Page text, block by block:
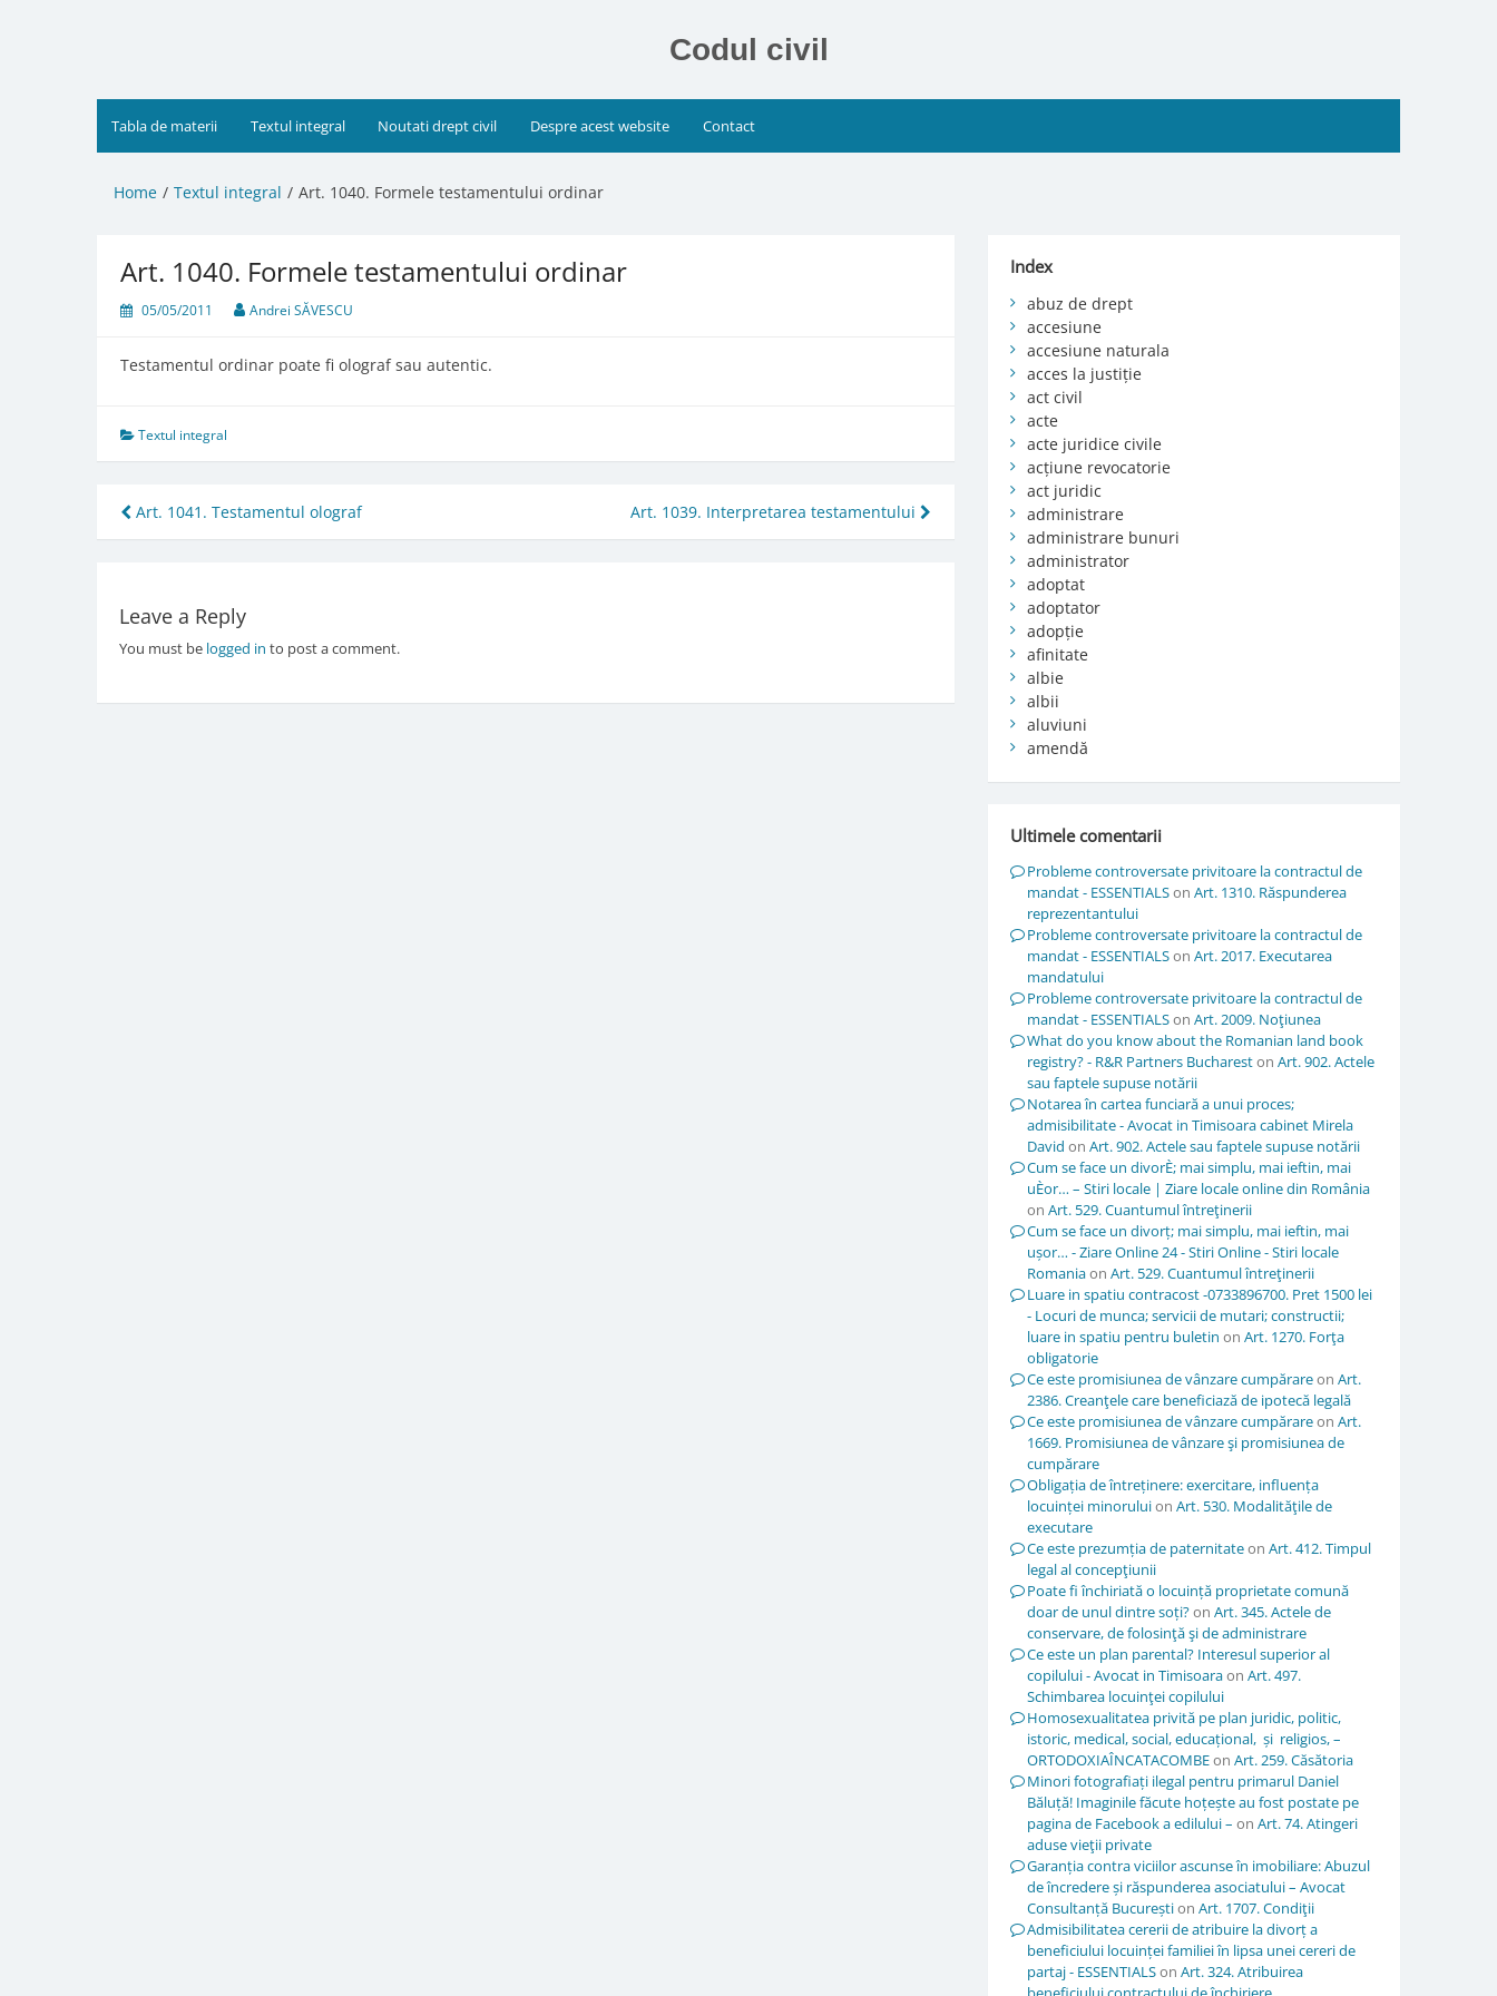
Codul civil
Tabla de materii Textul integral Noutati drept civil Despre acest website Contact
Home Textul integral Art. 1040. Formele testamentului ordinar
Art. 1040. Formele testamentului ordinar
05/05/2011 Andrei SĂVESCU
Testamentul ordinar poate fi olograf sau autentic.
Textul integral
Post
navigation
Art. 1041. Testamentul olograf Art. 1039. Interpretarea testamentului
Leave a Reply
You must be logged in to post a comment.
Index
abuz de drept
accesiune
accesiune naturala
acces la justiție
act civil
acte
acte juridice civile
acțiune revocatorie
act juridic
administrare
administrare bunuri
administrator
adoptat
adoptator
adopție
afinitate
albie
albii
aluviuni
amendă
Ultimele comentarii
Probleme controversate privitoare la contractul de
mandat - ESSENTIALSon Art. 1310. Răspunderea
reprezentantului
Probleme controversate privitoare la contractul de
mandat - ESSENTIALSon Art. 2017. Executarea
mandatului
Probleme controversate privitoare la contractul de
mandat - ESSENTIALSon Art. 2009. Noţiunea
What do you know about the Romanian land book
registry? - R&R Partners Buchareston Art. 902. Actele
sau faptele supuse notării
Notarea în cartea funciară a unui proces;
admisibilitate - Avocat in Timisoara cabinet Mirela
David on Art. 902. Actele sau faptele supuse notării
Cum se face un divorÈ; mai simplu, mai ieftin, mai
uÈor… – Stiri locale | Ziare locale online din România
on Art. 529. Cuantumul întreţinerii
Cum se face un divorț; mai simplu, mai ieftin, mai
ușor… - Ziare Online 24 - Stiri Online - Stiri locale
Romaniaon Art. 529. Cuantumul întreţinerii
Luare in spatiu contracost -0733896700. Pret 1500 lei
- Locuri de munca; servicii de mutari; constructii;
luare in spatiu pentru buletin on Art. 1270. Forţa
obligatorie
Ce este promisiunea de vânzare cumpărareon Art.
2386. Creanţele care beneficiază de ipotecă legală
Ce este promisiunea de vânzare cumpărareon Art.
1669. Promisiunea de vânzare şi promisiunea de
cumpărare
Obligația de întreținere: exercitare, influența
locuinței minoruluion Art. 530. Modalităţile de
executare
Ce este prezumția de paternitateon Art. 412. Timpul
legal al concepţiunii
Poate fi închiriată o locuință proprietate comună
doar de unul dintre soți?on Art. 345. Actele de
conservare, de folosinţă şi de administrare
Ce este un plan parental? Interesul superior al
copilului - Avocat in Timisoaraon Art. 497.
Schimbarea locuinţei copilului
Homosexualitatea privită pe plan juridic, politic,
istoric, medical, social, educațional, și religios, –
ORTODOXIAÎNCATACOMBEon Art. 259. Căsătoria
Minori fotografiați ilegal pentru primarul Daniel
Băluță! Imaginile făcute hoțește au fost postate pe
pagina de Facebook a edilului – on Art. 74. Atingeri
aduse vieţii private
Garanția contra viciilor ascunse în imobiliare: Abuzul
de încredere și răspunderea asociatului – Avocat
Consultanță Bucureștion Art. 1707. Condiţii
Admisibilitatea cererii de atribuire la divorț a
beneficiului locuinței familiei în lipsa unei cereri de
partaj - ESSENTIALSon Art. 324. Atribuirea